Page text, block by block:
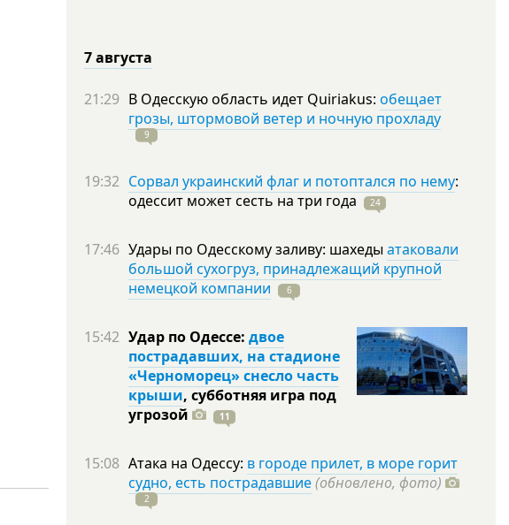
7 августа
21:29 В Одесскую область идет Quiriakus: обещает
грозы, штормовой ветер и ночную прохладу
9
19:32 Сорвал украинский флаг и потоптался по нему:
одессит может сесть на три года 24
17:46 Удары по Одесскому заливу: шахеды атаковали
большой сухогруз, принадлежащий крупной
немецкой компании
6
15:42 Удар по Одессе: двое
пострадавших, на стадионе
«Черноморец» снесло часть
крыши, субботняя игра под
угрозой
11
15:08 Атака на Одессу: в городе прилет, в море горит
судно, есть пострадавшие(обновлено, фото)
2